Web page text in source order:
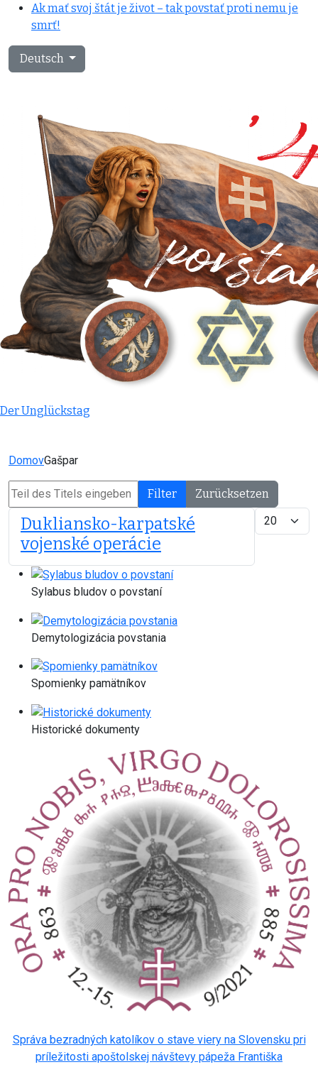
Ak mať svoj štát je život – tak povstať proti nemu je
smrť!
Sprache auswählen
Deutsch
Der Unglückstag
DomovGašpar
Teil des Titels eingeben Filter
Zurücksetzen
Anzeige #
Dukliansko-karpatské
vojenské operácie
Sylabus bludov o povstaní
Demytologizácia povstania
Spomienky pamätníkov
Historické dokumenty
Správa bezradných katolíkov o stave viery na Slovensku pri
príležitosti apoštolskej návštevy pápeža Františka